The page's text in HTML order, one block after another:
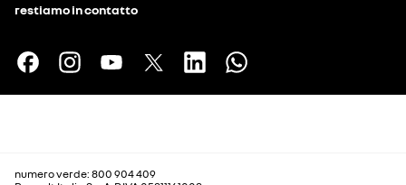
restiamo in contatto
numero verde: 800 904 409